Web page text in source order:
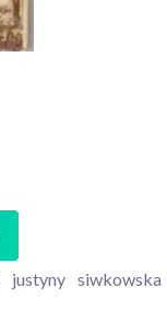
justyny siwkowska